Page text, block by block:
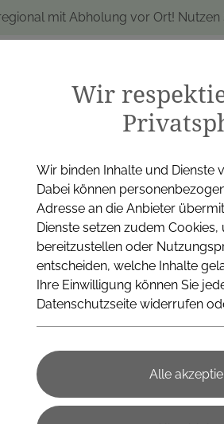
mit Abholung vor Ort!
Wir
Wir binden Inhalte und Dienste
Dabei können
Adresse an die Anbieter
Dienste setzen zudem Cookies,
bereitzustellen oder
entscheiden, welche Inhalte
Ihre Einwilligung können Sie
Datenschutzseite widerrufen